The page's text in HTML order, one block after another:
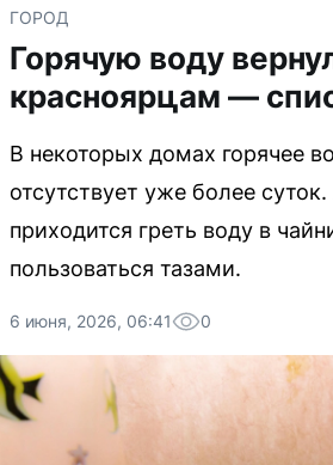
ГОРОД
Горячую воду
красноярцам —
В некоторых домах горячее
отсутствует уже более
приходится греть воду в
пользоваться тазами.
6 июня, 2026, 06:41 0